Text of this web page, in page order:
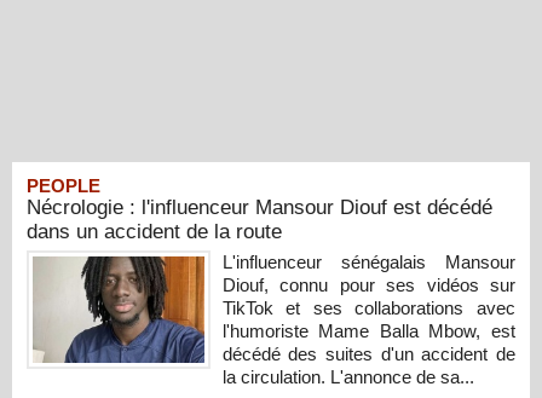
PEOPLE
Nécrologie : l'influenceur Mansour Diouf est décédé
dans un accident de la route
L'influenceur sénégalais Mansour
Diouf, connu pour ses vidéos sur
TikTok et ses collaborations avec
l'humoriste Mame Balla Mbow, est
décédé des suites d'un accident de
la circulation. L'annonce de sa...